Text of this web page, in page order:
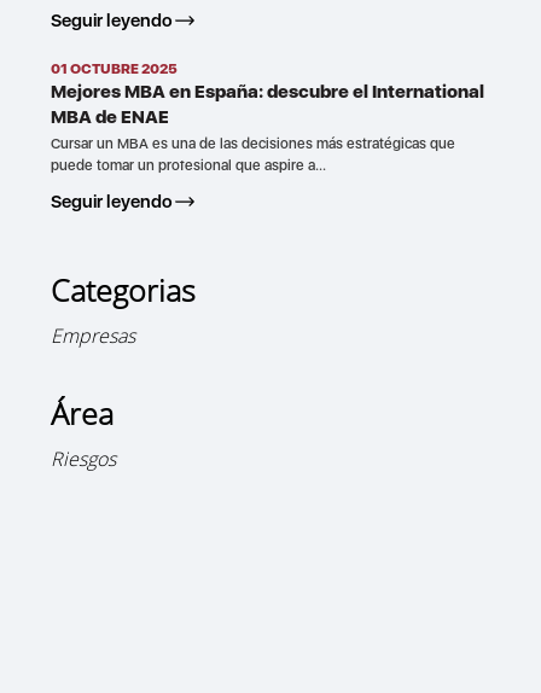
Seguir leyendo
01 OCTUBRE 2025
Mejores MBA en España: descubre el International
MBA de ENAE
Cursar un MBA es una de las decisiones más estratégicas que
puede tomar un profesional que aspire a...
Seguir leyendo
Categorias
Empresas
Área
Riesgos